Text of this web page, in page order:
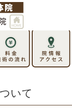
いて